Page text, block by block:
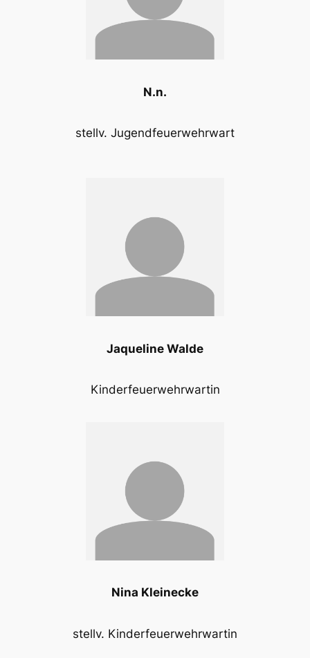
N.n.
stellv. Jugendfeuerwehrwart
Jaqueline Walde
Kinderfeuerwehrwartin
Nina Kleinecke
stellv. Kinderfeuerwehrwartin